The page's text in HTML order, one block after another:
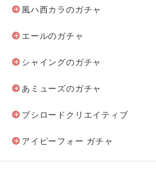
風ハ西カラのガチャ
エールのガチャ
シャイングのガチャ
あミューズのガチャ
ブシロードクリエイティブ
アイピーフォー ガチャ